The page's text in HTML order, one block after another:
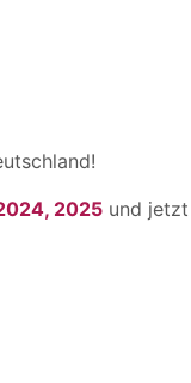
2025 und jetzt